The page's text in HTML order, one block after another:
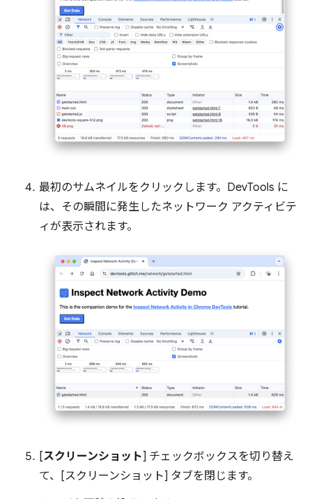
最初のサムネイルをクリックします。DevTools に
は、その瞬間に発生したネットワーク アクティビテ
ィが表示されます。
[スクリーンショット] チェックボックスを切り替え
て、[スクリーンショット] タブを閉じます。